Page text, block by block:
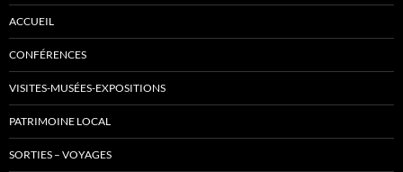
ACCUEIL
CONFÉRENCES
VISITES-MUSÉES-EXPOSITIONS
PATRIMOINE LOCAL
SORTIES – VOYAGES